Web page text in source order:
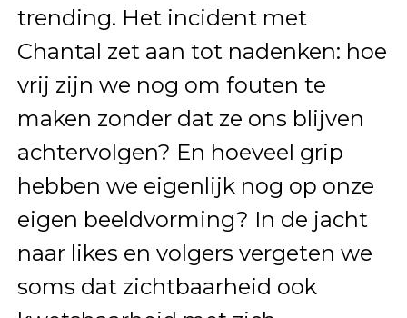
trending. Het incident met
Chantal zet aan tot nadenken: hoe
vrij zijn we nog om fouten te
maken zonder dat ze ons blijven
achtervolgen? En hoeveel grip
hebben we eigenlijk nog op onze
eigen beeldvorming? In de jacht
naar likes en volgers vergeten we
soms dat zichtbaarheid ook